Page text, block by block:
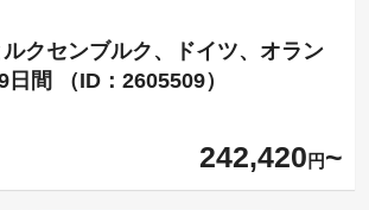
クセンブルク、ドイツ、オラン
間 （ID：2605509）
242,420 円